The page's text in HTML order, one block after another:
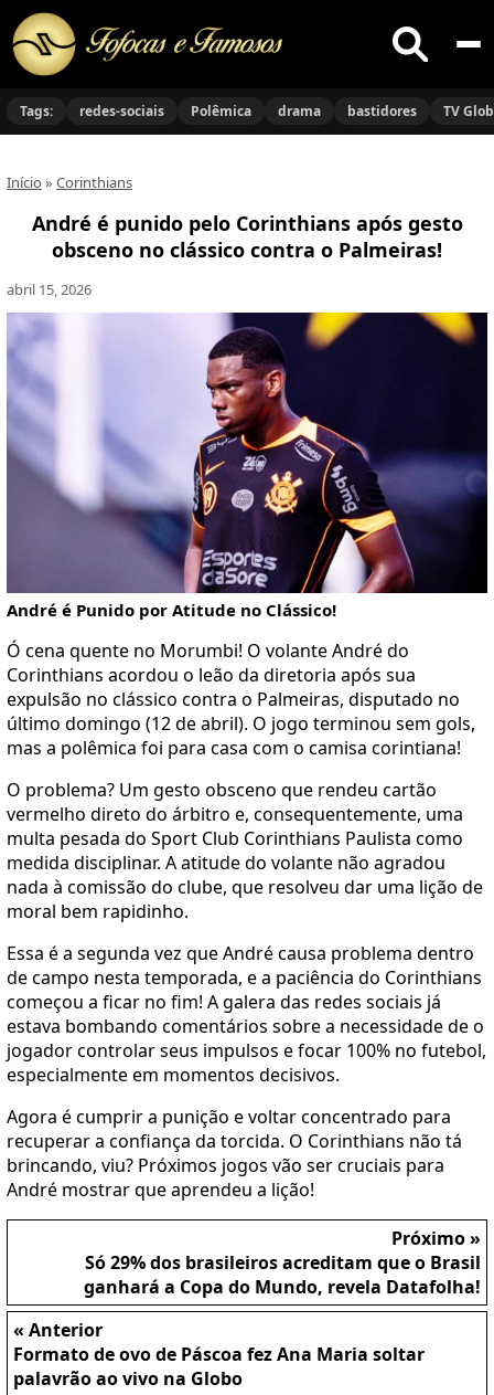
Buscar
no
Tags: redes-sociais Polêmica drama bastidores TV
Início » Corinthians
André é punido pelo Corinthians após gesto
obsceno no clássico contra o Palmeiras!
abril 15, 2026
André é Punido por Atitude no Clássico!
Ó cena quente no Morumbi! O volante André do
Corinthians acordou o leão da diretoria após sua
expulsão no clássico contra o Palmeiras, disputado no
último domingo (12 de abril). O jogo terminou sem gols,
mas a polêmica foi para casa com o camisa corintiana!
O problema? Um gesto obsceno que rendeu cartão
vermelho direto do árbitro e, consequentemente, uma
multa pesada do Sport Club Corinthians Paulista como
medida disciplinar. A atitude do volante não agradou
nada à comissão do clube, que resolveu dar uma lição de
moral bem rapidinho.
Essa é a segunda vez que André causa problema dentro
de campo nesta temporada, e a paciência do Corinthians
começou a ficar no fim! A galera das redes sociais já
estava bombando comentários sobre a necessidade de o
jogador controlar seus impulsos e focar 100% no futebol,
especialmente em momentos decisivos.
Agora é cumprir a punição e voltar concentrado para
recuperar a confiança da torcida. O Corinthians não tá
brincando, viu? Próximos jogos vão ser cruciais para
André mostrar que aprendeu a lição!
Próximo »
Só 29% dos brasileiros acreditam que o Brasil
ganhará a Copa do Mundo, revela Datafolha!
« Anterior
Formato de ovo de Páscoa fez Ana Maria soltar
palavrão ao vivo na Globo